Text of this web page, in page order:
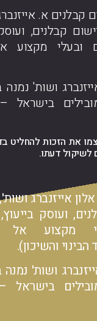
קבלנים א.
קבלנים, ועוסק
ובעלי
ושות' נמנה
את הזכות להחליט
לשיקול דעתו.
אייזנברג
ועוסק
מקצוע
והשיכון).
ושות' נמנה